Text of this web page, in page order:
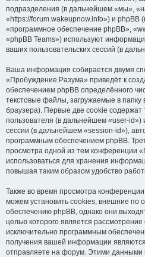
подразделения (в дальнейшем «мы»,
«https://forum.wakeupnow.info») и phpBB
«программное обеспечение phpBB»,
«phpBB Teams») используют
ваших пользовательских сессий (в
Ваша информация собирается двумя
«Пробуждение Разума» приведёт к
обеспечением phpBB определённого
текстовые файлы, загружаемые в
браузера). Первые две cookie содержат
пользователя (в дальнейшем «user-
сессии (в дальнейшем «session-id»),
программным обеспечением phpBB.
просмотра одной из тем конференции
использоваться для хранения
повышая таким образом удобство
Также во время просмотра
можем установить cookies, внешние по
обеспечению phpBB, однако они
целью которого является
исключительно программным
получения вашей информации
отправляете на форум. Этими данными